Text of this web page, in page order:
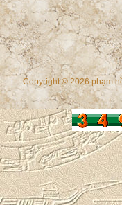
Copyright © 2026 phạm